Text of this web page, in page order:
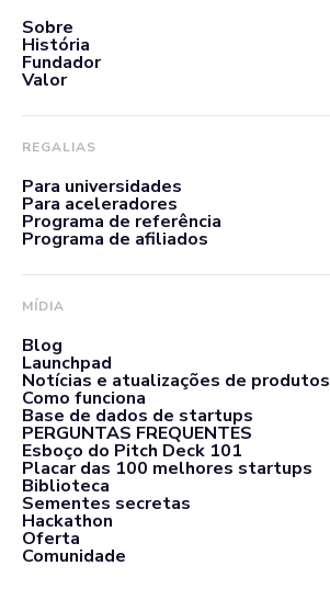
Sobre
História
Fundador
Valor
REGALIAS
Para universidades
Para aceleradores
Programa de referência
Programa de afiliados
MÍDIA
Blog
Launchpad
Notícias e atualizações de produtos
Como funciona
Base de dados de startups
PERGUNTAS FREQUENTES
Esboço do Pitch Deck 101
Placar das 100 melhores startups
Biblioteca
Sementes secretas
Hackathon
Oferta
Comunidade